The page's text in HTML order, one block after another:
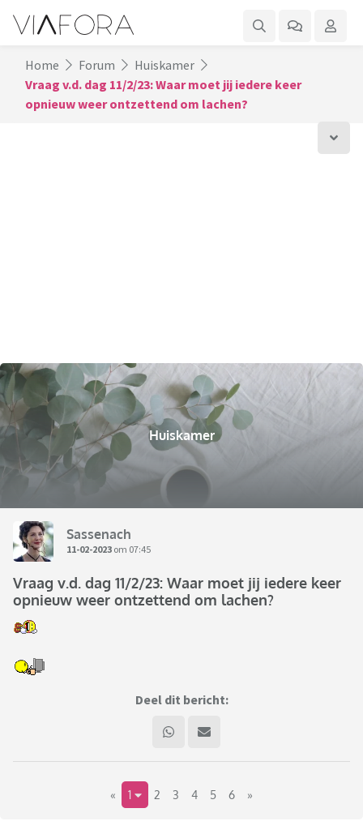
Home Forum
Huiskamer
Vraag v.d. dag 11/2/23: Waar moet jij iedere keer
opnieuw weer ontzettend om lachen?
Huiskamer
Sassenach
11-02-2023 om 07:45
Vraag v.d. dag 11/2/23: Waar moet jij iedere keer
opnieuw weer ontzettend om lachen?
Deel dit bericht:
« 1 2 3 4 5 6 »